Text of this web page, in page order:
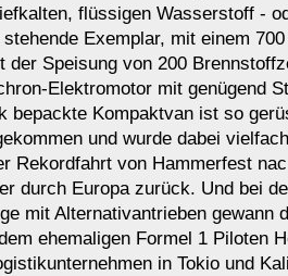
flüssigen Wasserstoff -
Exemplar, mit einem
der Speisung von 200
Elektromotor mit genügend
bepackte Kompaktvan ist so
und wurde dabei
Rekordfahrt von Hammerfest
durch Europa zurück. Und bei
mit Alternativantrieben gewann
ehemaligen Formel 1 Piloten
in Tokio und